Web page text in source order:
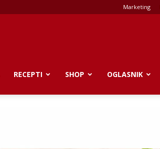
Marketing
RECEPTI SHOP OGLASNIK